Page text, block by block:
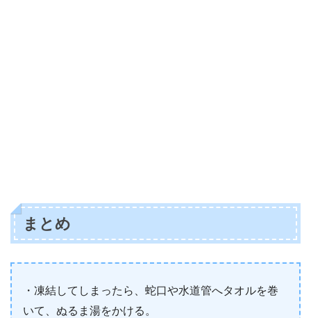
まとめ
・凍結してしまったら、蛇口や水道管へタオルを巻
いて、ぬるま湯をかける。